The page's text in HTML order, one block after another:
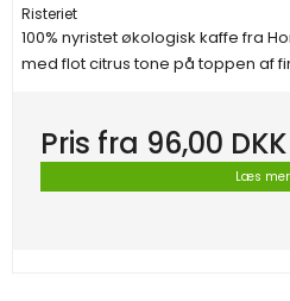
Risteriet
100% nyristet økologisk kaffe fra
med flot citrus tone på toppen af
Pris fra 96,00 DKK
Læs